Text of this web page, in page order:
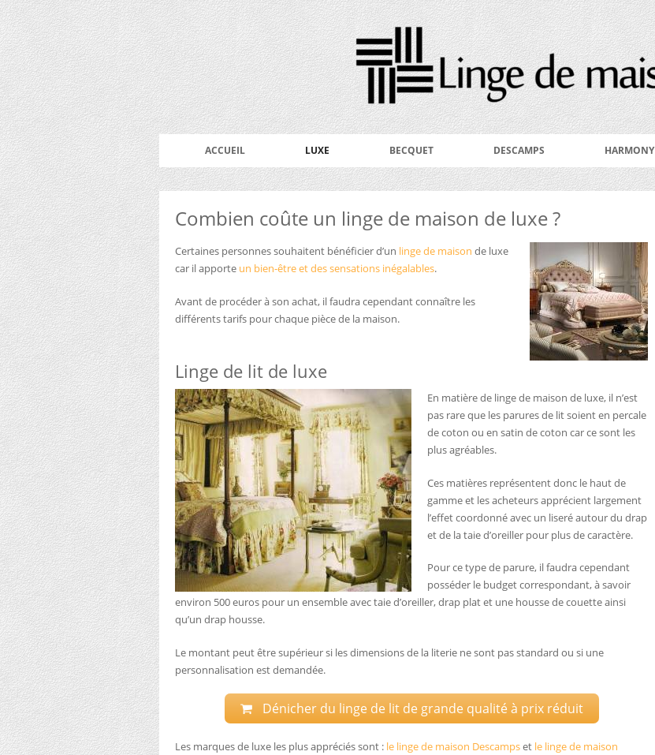
ACCUEIL LUXE BECQUET DESCAMPS HARMONY
Combien coûte un linge de maison de luxe ?
Certaines personnes souhaitent bénéficier d’un linge de maison de luxe
car il apporte un bien-être et des sensations inégalables.
Avant de procéder à son achat, il faudra cependant connaître les
différents tarifs pour chaque pièce de la maison.
Linge de lit de luxe
En matière de linge de maison de luxe, il n’est
pas rare que les parures de lit soient en percale
de coton ou en satin de coton car ce sont les
plus agréables.
Ces matières représentent donc le haut de
gamme et les acheteurs apprécient largement
l’effet coordonné avec un liseré autour du drap
et de la taie d’oreiller pour plus de caractère.
Pour ce type de parure, il faudra cependant
posséder le budget correspondant, à savoir
environ 500 euros pour un ensemble avec taie d’oreiller, drap plat et une housse de couette ainsi
qu’un drap housse.
Le montant peut être supérieur si les dimensions de la literie ne sont pas standard ou si une
personnalisation est demandée.
Dénicher du linge de lit de grande qualité à prix réduit
Les marques de luxe les plus appréciés sont : le linge de maison Descampset le linge de maison